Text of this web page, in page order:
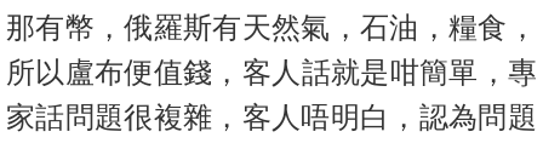
那有幣，俄羅斯有天然氣，石油 ，糧食，
所以盧布便值錢，客人話就是咁簡單，專
家話問題很複雜， 客人唔明白，認為問題